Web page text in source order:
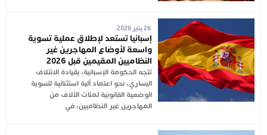
26 يناير 2026
إسبانيا تستعد لإطلاق عملية تسوية
واسعة لأوضاع المهاجرين غير
النظاميين المقيمين قبل 2026
تتجه الحكومة الإسبانية، بقيادة الائتلاف
اليساري، نحو اعتماد آلية استثنائية لتسوية
الوضعية القانونية لمئات الآلاف من
المهاجرين غير النظاميين، في